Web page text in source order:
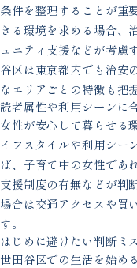
条件を整理することが重
きる環境を求める場合、
ュニティ支援などが考慮
谷区は東京都内でも治安
なエリアごとの特徴も把
読者属性や利用シーンに
女性が安心して暮らせる
イフスタイルや利用シー
ば、子育て中の女性であ
支援制度の有無などが判
場合は交通アクセスや買
す。
はじめに避けたい判断ミス
世田谷区での生活を始め